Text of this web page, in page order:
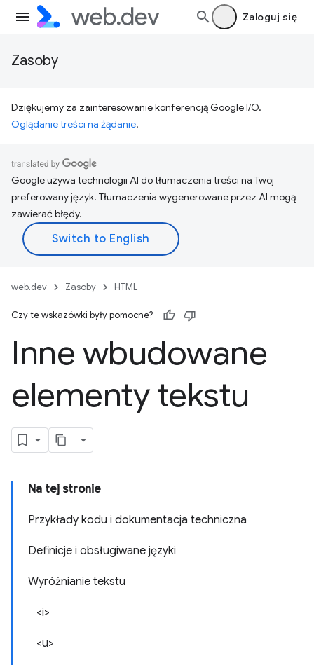
Zaloguj się
Zasoby
Dziękujemy za zainteresowanie konferencją Google I/O.
Oglądanie treści na żądanie.
Google używa technologii AI do tłumaczenia treści na Twój
preferowany język. Tłumaczenia wygenerowane przez AI mogą
zawierać błędy.
web.dev Zasoby HTML
Czy te wskazówki były pomocne?
Inne wbudowane
elementy tekstu
Na tej stronie
Przykłady kodu i dokumentacja techniczna
Definicje i obsługiwane języki
Wyróżnianie tekstu
<i>
<u>